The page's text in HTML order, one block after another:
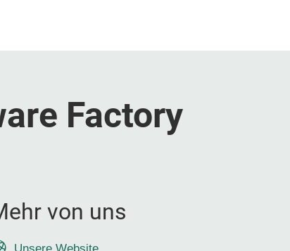
Factory
von uns
Unsere Website